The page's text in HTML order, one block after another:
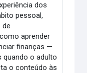
dos
pessoal,
de
aprender
finanças —
o adulto
o conteúdo às